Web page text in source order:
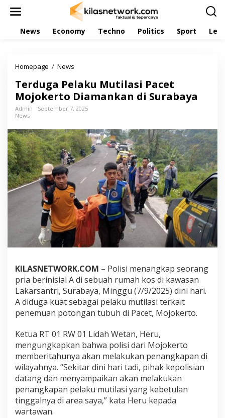
News Economy Techno Politics Sport
Homepage / News
d
u
g
P
e
l
a
k
M
u
t
i
l
a
s
i
a
c
e
t
M
o
o
k
e
r
t
D
i
a
Terduga Pelaku Mutilasi Pacet
Mojokerto Diamankan di Surabaya
Admin
September 7, 2025
News
KILASNETWORK.COM – Polisi menangkap seorang
pria berinisial A di sebuah rumah kos di kawasan
Lakarsantri, Surabaya, Minggu (7/9/2025) dini hari.
A diduga kuat sebagai pelaku mutilasi terkait
penemuan potongan tubuh di Pacet, Mojokerto.
Ketua RT 01 RW 01 Lidah Wetan, Heru,
mengungkapkan bahwa polisi dari Mojokerto
memberitahunya akan melakukan penangkapan di
wilayahnya. “Sekitar dini hari tadi, pihak kepolisian
datang dan menyampaikan akan melakukan
penangkapan pelaku mutilasi yang kebetulan
tinggalnya di area saya,” kata Heru kepada
wartawan.